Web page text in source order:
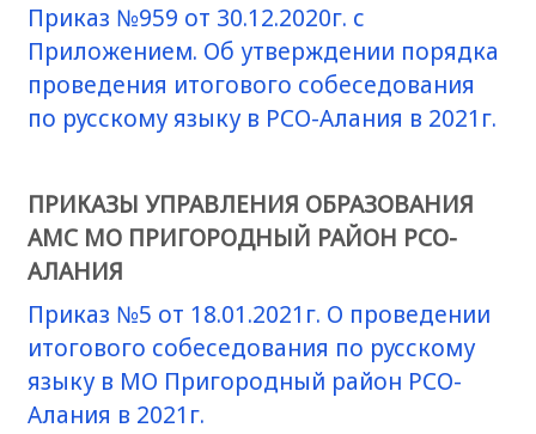
Приказ №959 от 30.12.2020г. с
Приложением. Об утверждении порядка
проведения итогового собеседования
по русскому языку в РСО-Алания в 2021г.
ПРИКАЗЫ УПРАВЛЕНИЯ ОБРАЗОВАНИЯ
АМС МО ПРИГОРОДНЫЙ РАЙОН РСО-
АЛАНИЯ
Приказ №5 от 18.01.2021г. О проведении
итогового собеседования по русскому
языку в МО Пригородный район РСО-
Алания в 2021г.